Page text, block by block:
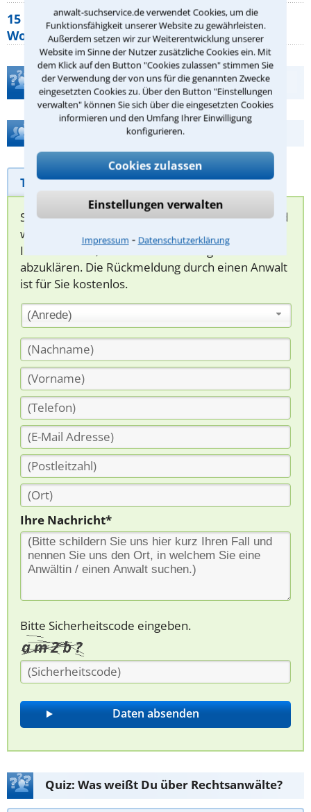
anwalt-suchservice.de verwendet Cookies, um die
Funktionsfähigkeit unserer Website zu gewährleisten.
Außerdem setzen wir zur Weiterentwicklung unserer
Website im Sinne der Nutzer zusätzliche Cookies ein. Mit
dem Klick auf den Button "Cookies zulassen" stimmen Sie
der Verwendung der von uns für die genannten Zwecke
eingesetzten Cookies zu. Über den Button "Einstellungen
verwalten" können Sie sich über die eingesetzten Cookies
informieren und den Umfang Ihrer Einwilligung
konfigurieren.
Cookies zulassen
Einstellungen verwalten
Impressum ⁃ Datenschutzerklärung
15 elementare Rechte, die jeder
Wohnungseigentümer kennen sollte
Teste Dein Rechtswissen
Hilfe bei Ihrer Anwaltsuche?
Telefonhilfe Beratungsanfrage
Sie können hier Ihren Fall schildern. Anschließend
werden sich spezialisierte Rechtsanwälte bei
Ihnen melden, um das weitere Vorgehen
abzuklären. Die Rückmeldung durch einen Anwalt
ist für Sie kostenlos.
(Anrede)
Ihre Nachricht*
Bitte Sicherheitscode eingeben.
Quiz: Was weißt Du über Rechtsanwälte?